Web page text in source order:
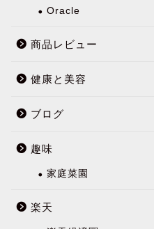
Oracle
商品レビュー
健康と美容
ブログ
趣味
家庭菜園
楽天